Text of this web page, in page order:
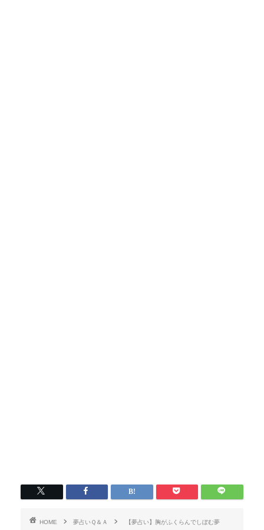
HOME 夢占いＱ＆Ａ 【夢占い】胸がふくらんでしぼむ夢